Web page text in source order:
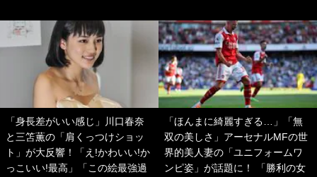
「身長差がいい感じ」川口春奈
と三笘薫の「肩くっつけショッ
ト」が大反響！「え!かわいい!か
っこいい!最高」「この絵最強過
「ほんまに綺麗すぎる…」「無
双の美しさ」アーセナルMFの世
界的美人妻の「ユニフォームワ
ンピ姿」が話題に！ 「勝利の女